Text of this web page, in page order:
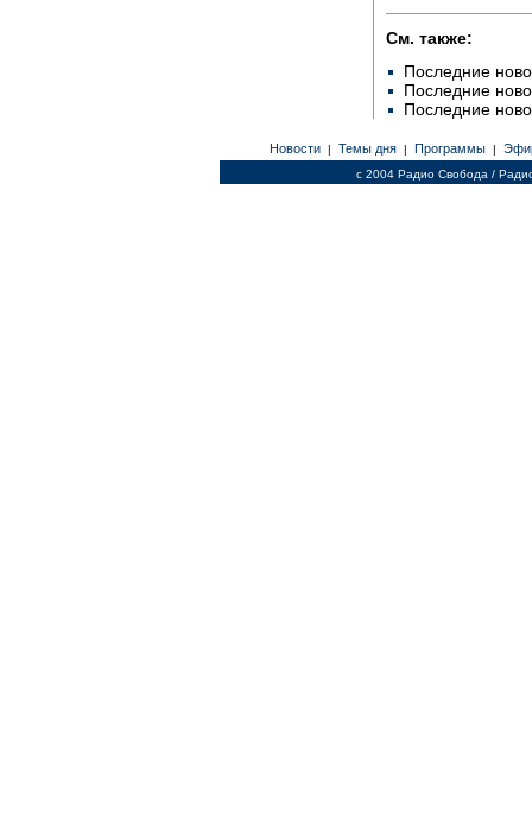
См. также:
Последние
Последние
Последние
Новости | Темы дня | Программы |
c 2004 Радио Свобода /